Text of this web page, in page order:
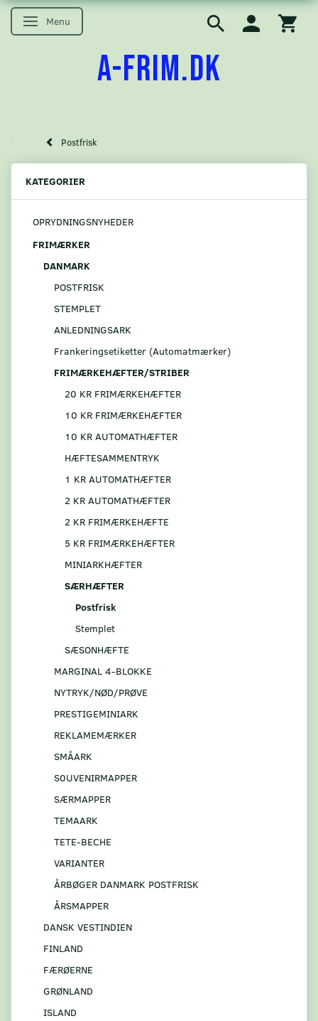
Skifte navigation
Menu
A-FRIM.DK
Postfrisk
KATEGORIER
OPRYDNINGSNYHEDER
FRIMÆRKER
DANMARK
POSTFRISK
STEMPLET
ANLEDNINGSARK
Frankeringsetiketter (Automatmærker)
FRIMÆRKEHÆFTER/STRIBER
20 KR FRIMÆRKEHÆFTER
10 KR FRIMÆRKEHÆFTER
10 KR AUTOMATHÆFTER
HÆFTESAMMENTRYK
1 KR AUTOMATHÆFTER
2 KR AUTOMATHÆFTER
2 KR FRIMÆRKEHÆFTE
5 KR FRIMÆRKEHÆFTER
MINIARKHÆFTER
SÆRHÆFTER
Postfrisk
Stemplet
SÆSONHÆFTE
MARGINAL 4-BLOKKE
NYTRYK/NØD/PRØVE
PRESTIGEMINIARK
REKLAMEMÆRKER
SMÅARK
S0UVENIRMAPPER
SÆRMAPPER
TEMAARK
TETE-BECHE
VARIANTER
ÅRBØGER DANMARK POSTFRISK
ÅRSMAPPER
DANSK VESTINDIEN
FINLAND
FÆRØERNE
GRØNLAND
ISLAND